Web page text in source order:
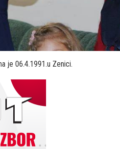
je 06.4.1991.u Zenici.